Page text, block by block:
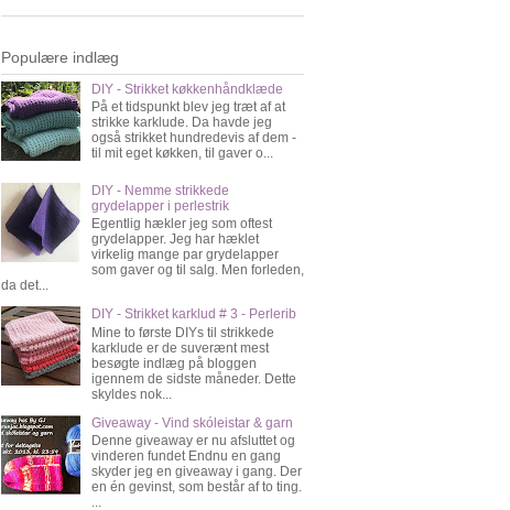
Populære indlæg
DIY - Strikket køkkenhåndklæde
På et tidspunkt blev jeg træt af at
strikke karklude. Da havde jeg
også strikket hundredevis af dem -
til mit eget køkken, til gaver o...
DIY - Nemme strikkede
grydelapper i perlestrik
Egentlig hækler jeg som oftest
grydelapper. Jeg har hæklet
virkelig mange par grydelapper
som gaver og til salg. Men forleden,
da det...
DIY - Strikket karklud # 3 - Perlerib
Mine to første DIYs til strikkede
karklude er de suverænt mest
besøgte indlæg på bloggen
igennem de sidste måneder. Dette
skyldes nok...
Giveaway - Vind skóleistar & garn
Denne giveaway er nu afsluttet og
vinderen fundet Endnu en gang
skyder jeg en giveaway i gang. Der
en én gevinst, som består af to ting.
...